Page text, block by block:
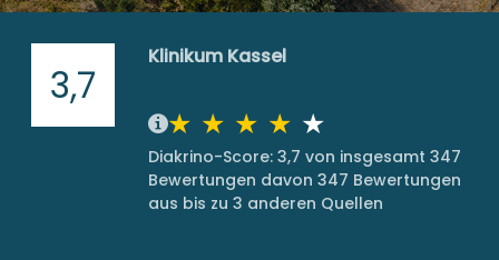
3,7
Klinikum Kassel
Diakrino-Score: 3,7 von insgesamt 347
Bewertungen davon 347 Bewertungen
aus bis zu 3 anderen Quellen